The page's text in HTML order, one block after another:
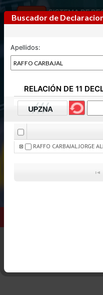
Previous
Buscador de
Apellidos:
RELACIÓN DE 11
RAFFO CARBAJAL